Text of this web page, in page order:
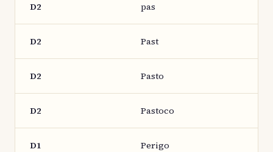
D2 pas
D2 Past
D2 Pasto
D2 Pastoco
D1 Perigo